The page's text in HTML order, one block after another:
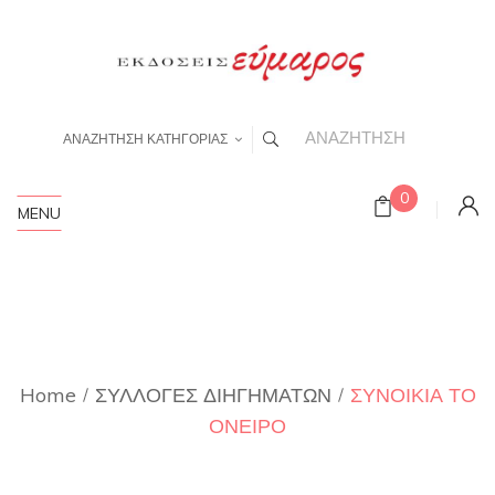
ΑΝΑΖΗΤΗΣΗ ΚΑΤΗΓΟΡΙΑΣ
0
MENU
Home ΣΥΛΛΟΓΕΣ ΔΙΗΓΗΜΑΤΩΝ
ΣΥΝΟΙΚΙΑ ΤΟ
ΟΝΕΙΡΟ